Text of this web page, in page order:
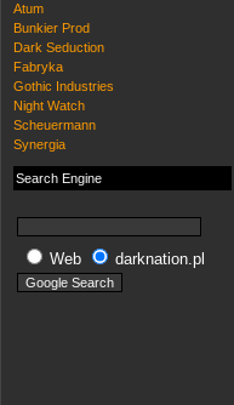
Atum
Bunkier Prod
Dark Seduction
Fabryka
Gothic Industries
Night Watch
Scheuermann
Synergia
Search Engine
Web darknation.pl